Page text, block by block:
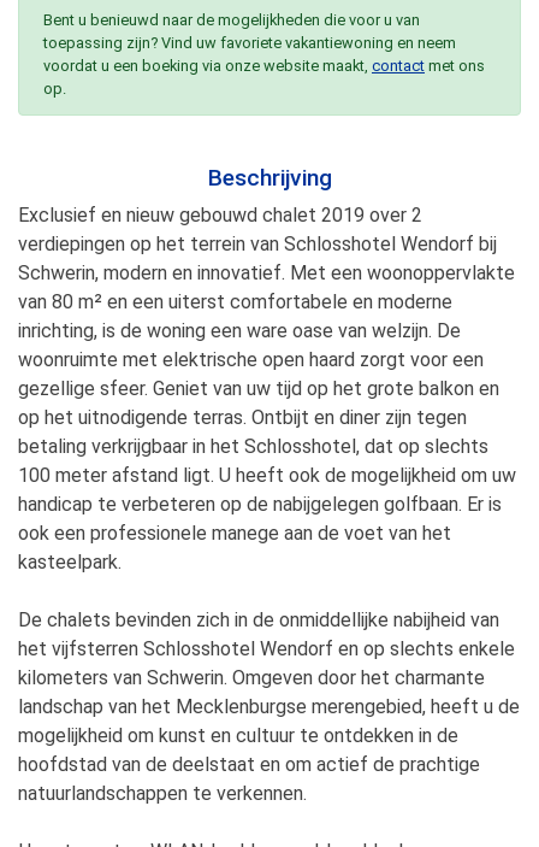
Bent u benieuwd naar de mogelijkheden die voor u van
toepassing zijn? Vind uw favoriete vakantiewoning en neem
voordat u een boeking via onze website maakt, contact met ons
op.
Beschrijving
Exclusief en nieuw gebouwd chalet 2019 over 2
verdiepingen op het terrein van Schlosshotel Wendorf bij
Schwerin, modern en innovatief. Met een woonoppervlakte
van 80 m² en een uiterst comfortabele en moderne
inrichting, is de woning een ware oase van welzijn. De
woonruimte met elektrische open haard zorgt voor een
gezellige sfeer. Geniet van uw tijd op het grote balkon en
op het uitnodigende terras. Ontbijt en diner zijn tegen
betaling verkrijgbaar in het Schlosshotel, dat op slechts
100 meter afstand ligt. U heeft ook de mogelijkheid om uw
handicap te verbeteren op de nabijgelegen golfbaan. Er is
ook een professionele manege aan de voet van het
kasteelpark.
De chalets bevinden zich in de onmiddellijke nabijheid van
het vijfsterren Schlosshotel Wendorf en op slechts enkele
kilometers van Schwerin. Omgeven door het charmante
landschap van het Mecklenburgse merengebied, heeft u de
mogelijkheid om kunst en cultuur te ontdekken in de
hoofdstad van de deelstaat en om actief de prachtige
natuurlandschappen te verkennen.